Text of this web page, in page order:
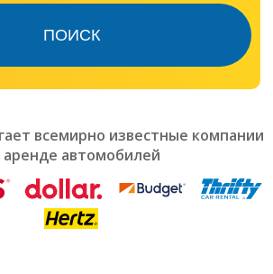
ПОИСК
всемирно известные компании
аренде автомобилей